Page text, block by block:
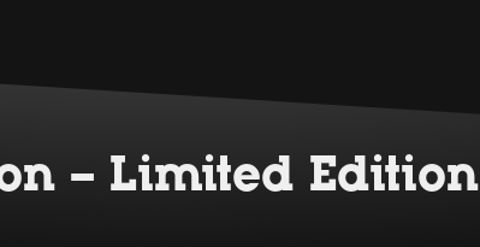
– Limited Edition